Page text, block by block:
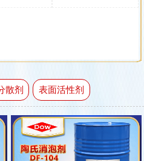
散剂 表面活性剂